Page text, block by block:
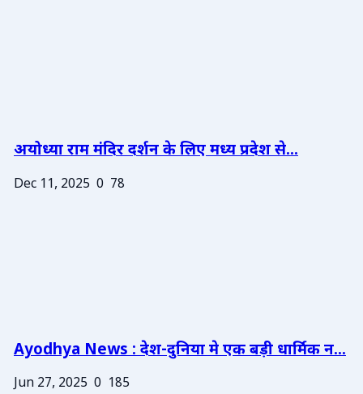
अयोध्या राम मंदिर दर्शन के लिए मध्य प्रदेश से...
Dec 11, 2025 0 78
Ayodhya News : देश-दुनिया मे एक बड़ी धार्मिक न...
Jun 27, 2025 0 185